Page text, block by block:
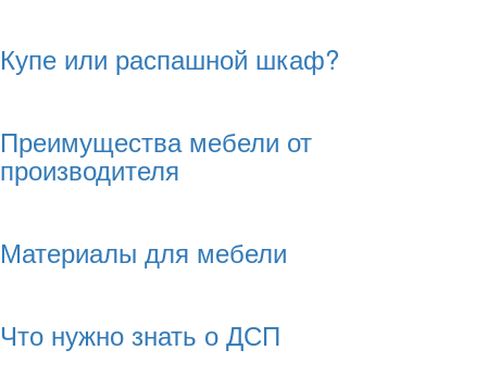
Купе или распашной шкаф?
Преимущества мебели от
производителя
Материалы для мебели
Что нужно знать о ДСП